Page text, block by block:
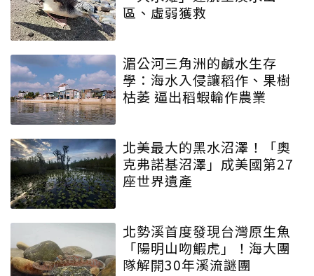
區、虛弱獲救
湄公河三角洲的鹹水生存
學：海水入侵讓稻作、果樹
枯萎 逼出稻蝦輪作農業
北美最大的黑水沼澤！「奧
克弗諾基沼澤」成美國第27
座世界遺產
北勢溪首度發現台灣原生魚
「陽明山吻鰕虎」！海大團
隊解開30年溪流謎團